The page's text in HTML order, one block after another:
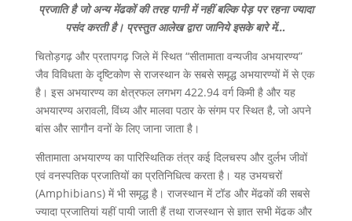
प्रजाति है जो अन्य मेंढकों की तरह पानी में नहीं बल्कि पेड़ पर रहना ज्यादा
पसंद करती है। प्रस्तुत आलेख द्वारा जानिये इसके बारे में…
चितोड़गढ़ और प्रतापगढ़ जिले में स्थित “सीतामाता वन्यजीव अभयारण्य”
जैव विविधता के दृष्टिकोण से राजस्थान के सबसे समृद्ध अभयारण्यों में से एक
है। इस अभयारण्य का क्षेत्रफल लगभग 422.94 वर्ग किमी है और यह
अभयारण्य अरावली, विंध्य और मालवा पठार के संगम पर स्थित है, जो अपने
बांस और सागौन वनों के लिए जाना जाता है।
सीतामाता अभयारण्य का पारिस्थितिक तंत्र कई दिलचस्प और दुर्लभ जीवों
एवं वनस्पतिक प्रजातियों का प्रतिनिधित्व करता है। यह उभयचरों
(Amphibians) में भी समृद्ध है। राजस्थान में टॉड और मेंढकों की सबसे
ज्यादा प्रजातियां यहीं पायी जाती हैं तथा राजस्थान से ज्ञात सभी मेंढक और